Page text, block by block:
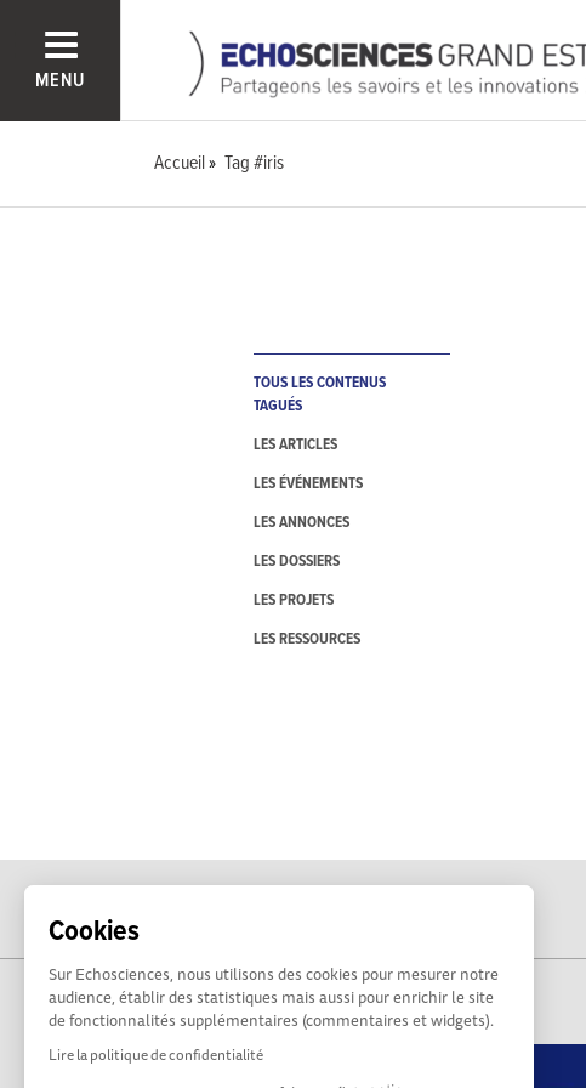
Cookies
Sur Echosciences, nous utilisons des cookies pour mesurer notre
audience, établir des statistiques mais aussi pour enrichir le site
de fonctionnalités supplémentaires (commentaires et widgets).
Lire la politique de confidentialité
MENU
Accueil Tag #iris
TOUS LES CONTENUS
TAGUÉS
LES ARTICLES
LES ÉVÉNEMENTS
LES ANNONCES
LES DOSSIERS
LES PROJETS
LES RESSOURCES